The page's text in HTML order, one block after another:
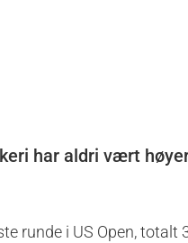
har aldri vært
runde i US Open, totalt